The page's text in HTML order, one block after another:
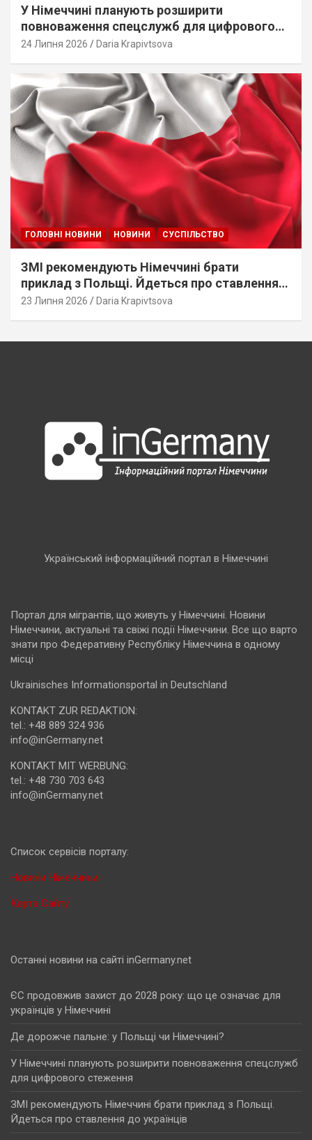
У Німеччині планують розширити
повноваження спецслужб для цифрового
стеження
24 Липня 2026 Daria Krapivtsova
ГОЛОВНІ НОВИНИ НОВИНИ СУСПІЛЬСТВО
ЗМІ рекомендують Німеччині брати
приклад з Польщі. Йдеться про ставлення
до українців
23 Липня 2026 Daria Krapivtsova
Український інформаційний портал в Німеччині
Портал для мігрантів, що живуть у Німеччині. Новини
Німеччини, актуальні та свіжі події Німеччини. Все що варто
знати про Федеративну Республіку Німеччина в одному
місці
Ukrainisches Informationsportal in Deutschland
KONTAKT ZUR REDAKTION:
tel.: +48 889 324 936
info@inGermany.net
KONTAKT MIT WERBUNG:
tel.: +48 730 703 643
info@inGermany.net
Cписок сервісів порталу:
Новини Німеччини
Карта Сайту
Останні новини на сайті inGermany.net
ЄС продовжив захист до 2028 року: що це означає для
українців у Німеччині
Де дорожче пальне: у Польщі чи Німеччині?
У Німеччині планують розширити повноваження спецслужб
для цифрового стеження
ЗМІ рекомендують Німеччині брати приклад з Польщі.
Йдеться про ставлення до українців